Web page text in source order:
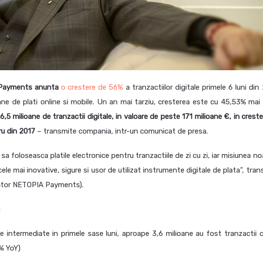
anunta o crestere de 56% a tranzactiilor digitale primele 6 luni din
de plati online si mobile. Un an mai tarziu, cresterea este cu 45,53% mai
milioane de tranzactii digitale, in valoare de peste 171 milioane €, in
din 2017 – transmite compania, intr-un comunicat de presa.
sa foloseasca platile electronice pentru tranzactiile de zi cu zi, iar misiunea
mai inovative, sigure si usor de utilizat instrumente digitale de plata”,
NETOPIA Payments).
intermediate in primele sase luni, aproape 3,6 milioane au fost tranzactii
YoY)